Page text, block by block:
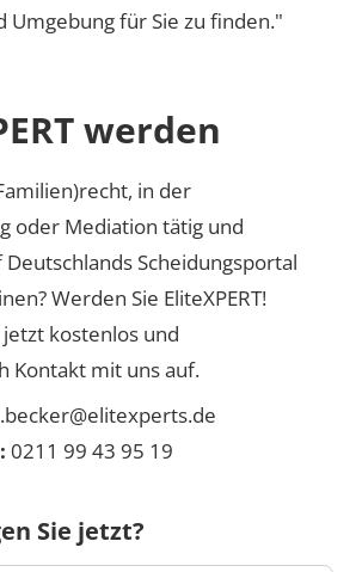
Umgebung für Sie zu finden."
werden
in der
oder Mediation tätig und
Scheidungsportal
Werden Sie EliteXPERT!
kostenlos und
Kontakt mit uns auf.
0211 99 43 95 19
Sie jetzt?